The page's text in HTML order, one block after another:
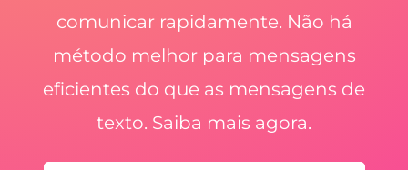
comunicar rapidamente. Não há
método melhor para mensagens
eficientes do que as mensagens de
texto. Saiba mais agora.